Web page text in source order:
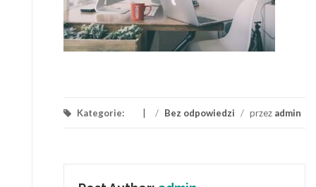
Kategorie: / Bez odpowiedzi / przez admin